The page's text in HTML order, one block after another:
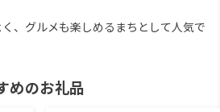
、グルメも楽しめるまちとして人気で
めのお礼品